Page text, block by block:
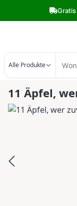
Zum Hauptinhalt
Alle Produkte
11 Äpfel,
Bildergalerie